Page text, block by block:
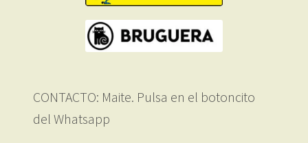
CONTACTO: Maite. Pulsa en el botoncito
del Whatsapp